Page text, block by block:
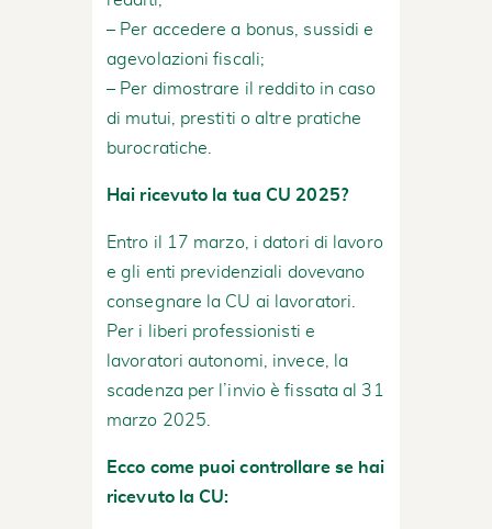
– Per accedere a bonus, sussidi e
agevolazioni fiscali;
– Per dimostrare il reddito in caso
di mutui, prestiti o altre pratiche
burocratiche.
Hai ricevuto la tua CU 2025?
Entro il 17 marzo, i datori di lavoro
e gli enti previdenziali dovevano
consegnare la CU ai lavoratori.
Per i liberi professionisti e
lavoratori autonomi, invece, la
scadenza per l’invio è fissata al 31
marzo 2025.
Ecco come puoi controllare se hai
ricevuto la CU: